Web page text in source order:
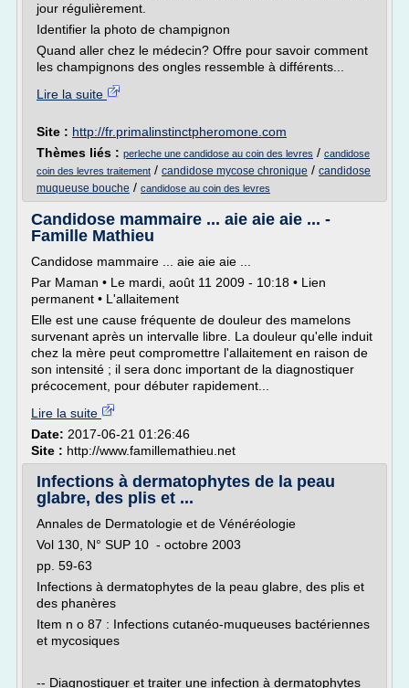
jour régulièrement.
Identifier la photo de champignon
Quand aller chez le médecin? Offre pour savoir comment
les champignons des ongles ressemble à différents...
Lire la suite
Site : http://fr.primalinstinctpheromone.com
Thèmes liés : perleche une candidose au coin des levres / candidose
coin des levres traitement / candidose mycose chronique / candidose
muqueuse bouche / candidose au coin des levres
Candidose mammaire ... aie aie aie ... -
Famille Mathieu
Candidose mammaire ... aie aie aie ...
Par Maman • Le mardi, août 11 2009 - 10:18 • Lien
permanent • L'allaitement
Elle est une cause fréquente de douleur des mamelons
survenant après un intervalle libre. La douleur qu'elle induit
chez la mère peut compromettre l'allaitement en raison de
son intensité ; il sera donc important de la diagnostiquer
précocement, pour débuter rapidement...
Lire la suite
Date: 2017-06-21 01:26:46
Site : http://www.famillemathieu.net
Infections à dermatophytes de la peau
glabre, des plis et ...
Annales de Dermatologie et de Vénéréologie
Vol 130, N° SUP 10 - octobre 2003
pp. 59-63
Infections à dermatophytes de la peau glabre, des plis et
des phanères
Item n o 87 : Infections cutanéo-muqueuses bactériennes
et mycosiques
-- Diagnostiquer et traiter une infection à dermatophytes